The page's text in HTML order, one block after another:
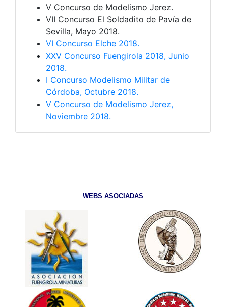
V Concurso de Modelismo Jerez.
VII Concurso El Soldadito de Pavía de
Sevilla, Mayo 2018.
VI Concurso Elche 2018.
XXV Concurso Fuengirola 2018, Junio
2018.
I Concurso Modelismo Militar de
Córdoba, Octubre 2018.
V Concurso de Modelismo Jerez,
Noviembre 2018.
WEBS ASOCIADAS